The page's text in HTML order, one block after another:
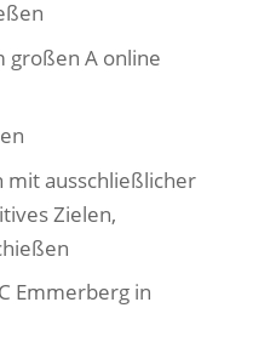
großen A online
mit ausschließlicher
Zielen,
Emmerberg in